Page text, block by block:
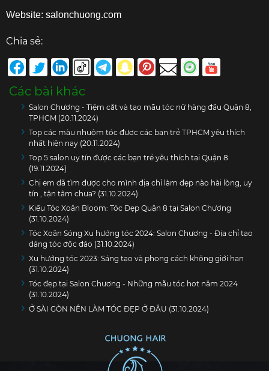
Website: salonchuong.com
Chia sẻ:
Các bài khác
Salon Chương - Tiệm cắt và tạo mẫu tóc nữ hàng đầu Quận 8,
TPHCM (20.11.2024)
Top các màu nhuộm tóc được các bạn trẻ TPHCM yêu thích
nhất hiện nay (20.11.2024)
Top 5 salon uy tín được các bạn trẻ yêu thích tại Quận 8
(19.11.2024)
Chị em đã tìm được cho mình địa chỉ làm đẹp nào hài lòng, uy
tín , tận tâm chưa? (31.10.2024)
Kiểu Tóc Xoăn Bloom: Tóc Đẹp Quận 8 tại Salon Chương
(31.10.2024)
Tóc Xoăn Sóng Xu hướng tóc 2024: Salon Chương - Địa chỉ tạo
dáng tóc độc đáo (31.10.2024)
Xu hướng tóc 2023: Sáng tạo và phong cách không giới hạn
(31.10.2024)
Tóc đẹp tại Salon Chương - Những mẫu tóc hot năm 2024
(31.10.2024)
Ở SÀI GÒN NÊN LÀM TÓC ĐẸP Ở ĐÂU (31.10.2024)